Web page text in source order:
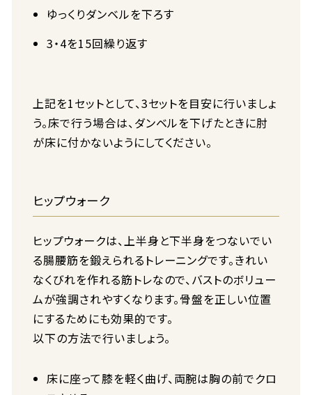
ゆっくりダンベルを下ろす
3・4を15回繰り返す
上記を1セットとして、3セットを目安に行いましょ
う。床で行う場合は、ダンベルを下げたときに肘
が床に付かないようにしてください。
ヒップウォーク
ヒップウォークは、上半身と下半身をつないでい
る腸腰筋を鍛えられるトレーニングです。きれい
なくびれを作れる筋トレなので、バストのボリュー
ムが強調されやすくなります。骨盤を正しい位置
にするためにも効果的です。
以下の方法で行いましょう。
床に座って膝を軽く曲げ、両腕は胸の前でクロ